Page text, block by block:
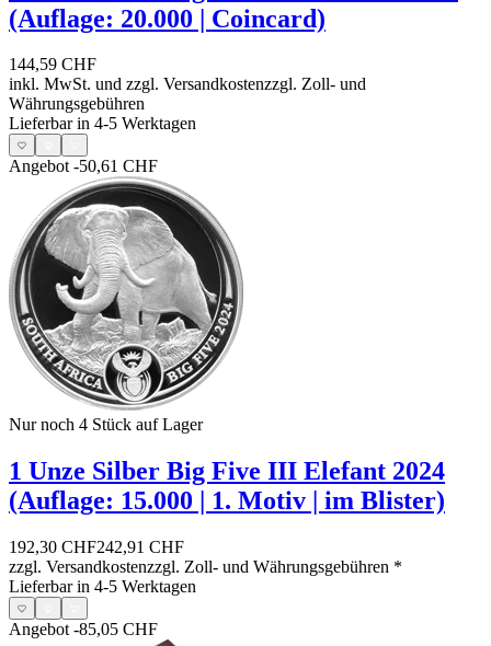
(Auflage: 20.000 | Coincard)
144,59 CHF
inkl. MwSt. und zzgl. Versandkostenzzgl. Zoll- und
Währungsgebühren
Lieferbar in 4-5 Werktagen
Angebot-50,61 CHF
Nur noch 4 Stück auf Lager
1 Unze Silber Big Five III Elefant 2024
(Auflage: 15.000 | 1. Motiv | im Blister)
192,30 CHF242,91 CHF
zzgl. Versandkostenzzgl. Zoll- und Währungsgebühren *
Lieferbar in 4-5 Werktagen
Angebot -85,05 CHF